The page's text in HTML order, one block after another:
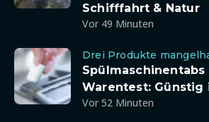
Schifffahrt & Natur
Vor 49 Minuten
Drei Produkte
Warentest: Günstig
Vor 52 Minuten